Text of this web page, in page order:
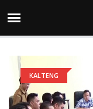
KALTENG